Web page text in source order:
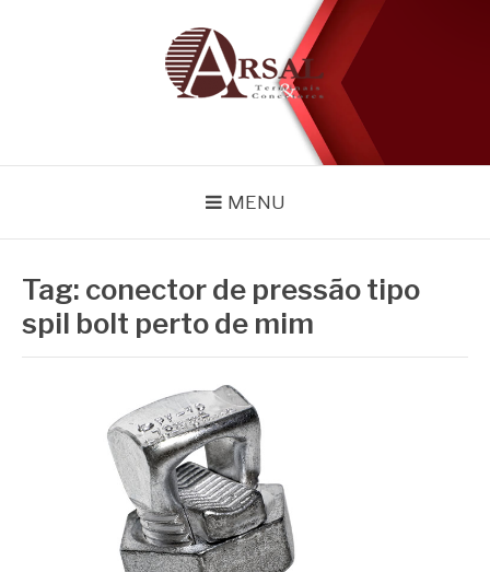
Especialistas em conectores e acessórios
MENU
Tag: conector de pressão tipo
spil bolt perto de mim